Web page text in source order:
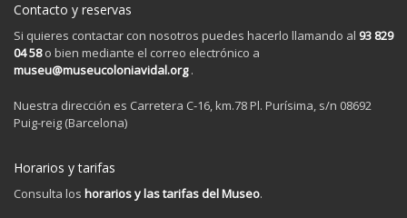
Contacto y reservas
Si quieres contactar con nosotros puedes hacerlo llamando al 93 829
04 58o bien mediante el correo electrónico a
museu@museucoloniavidal.org.
Nuestra dirección es Carretera C-16, km.78 Pl. Purísima, s/n 08692
Puig-reig (Barcelona)
Horarios y tarifas
Consulta los horarios y las tarifas del Museo.